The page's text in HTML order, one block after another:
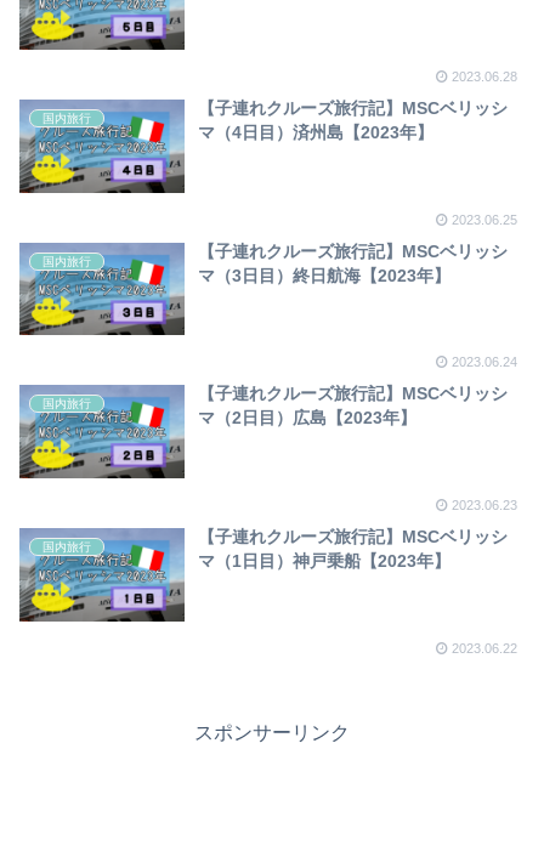
2023.06.28
国内旅行
【子連れクルーズ旅行記】MSCベリッシ
マ（4日目）済州島【2023年】
2023.06.25
国内旅行
【子連れクルーズ旅行記】MSCベリッシ
マ（3日目）終日航海【2023年】
2023.06.24
国内旅行
【子連れクルーズ旅行記】MSCベリッシ
マ（2日目）広島【2023年】
2023.06.23
国内旅行
【子連れクルーズ旅行記】MSCベリッシ
マ（1日目）神戸乗船【2023年】
2023.06.22
スポンサーリンク